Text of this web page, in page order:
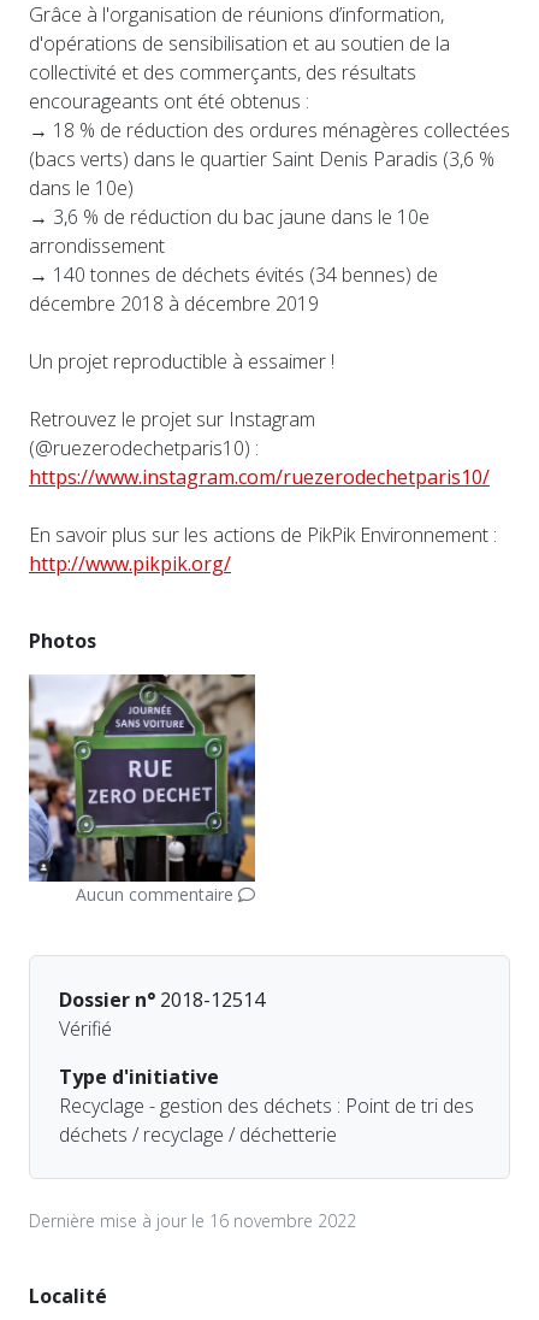
Grâce à l'organisation de réunions d’information,
d'opérations de sensibilisation et au soutien de la
collectivité et des commerçants, des résultats
encourageants ont été obtenus :
→ 18 % de réduction des ordures ménagères collectées
(bacs verts) dans le quartier Saint Denis Paradis (3,6 %
dans le 10e)
→ 3,6 % de réduction du bac jaune dans le 10e
arrondissement
→ 140 tonnes de déchets évités (34 bennes) de
décembre 2018 à décembre 2019
Un projet reproductible à essaimer !
Retrouvez le projet sur Instagram
(@ruezerodechetparis10) :
https://www.instagram.com/ruezerodechetparis10/
En savoir plus sur les actions de PikPik Environnement :
http://www.pikpik.org/
Photos
Aucun commentaire
Dossier n° 2018-12514
Vérifié
Type d'initiative
Recyclage - gestion des déchets : Point de tri des
déchets / recyclage / déchetterie
Dernière mise à jour le 16 novembre 2022
Localité